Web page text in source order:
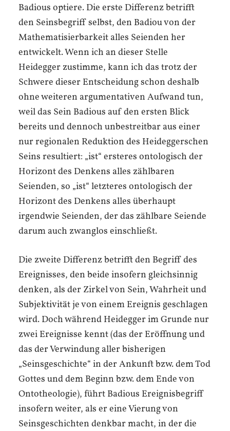
Badious optiere. Die erste Differenz betrifft
den Seinsbegriff selbst, den Badiou von der
Mathematisierbarkeit alles Seienden her
entwickelt. Wenn ich an dieser Stelle
Heidegger zustimme, kann ich das trotz der
Schwere dieser Entscheidung schon deshalb
ohne weiteren argumentativen Aufwand tun,
weil das Sein Badious auf den ersten Blick
bereits und dennoch unbestreitbar aus einer
nur regionalen Reduktion des Heideggerschen
Seins resultiert: „ist“ ersteres ontologisch der
Horizont des Denkens alles zählbaren
Seienden, so „ist“ letzteres ontologisch der
Horizont des Denkens alles überhaupt
irgendwie Seienden, der das zählbare Seiende
darum auch zwanglos einschließt.
Die zweite Differenz betrifft den Begriff des
Ereignisses, den beide insofern gleichsinnig
denken, als der Zirkel von Sein, Wahrheit und
Subjektivität je von einem Ereignis geschlagen
wird. Doch während Heidegger im Grunde nur
zwei Ereignisse kennt (das der Eröffnung und
das der Verwindung aller bisherigen
„Seinsgeschichte“ in der Ankunft bzw. dem Tod
Gottes und dem Beginn bzw. dem Ende von
Ontotheologie), führt Badious Ereignisbegriff
insofern weiter, als er eine Vierung von
Seinsgeschichten denkbar macht, in der die